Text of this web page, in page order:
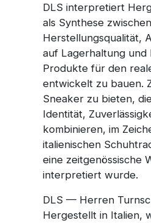
DLS interpretiert
als Synthese zwischen
Herstellungsqualität,
auf Lagerhaltung und
Produkte für den
entwickelt zu bauen.
Sneaker zu bieten,
Identität,
kombinieren, im
italienischen
eine zeitgenössische
interpretiert wurde.
DLS — Herren
Hergestellt in Italien,